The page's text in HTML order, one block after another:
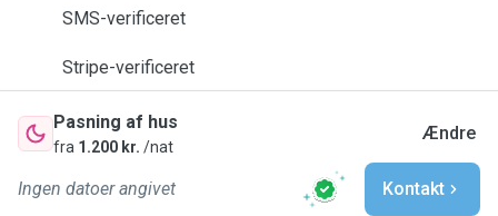
SMS-verificeret
Stripe-verificeret
Pasning af hus
fra 1.200 kr. /nat
Ændre
Ingen datoer angivet Kontakt